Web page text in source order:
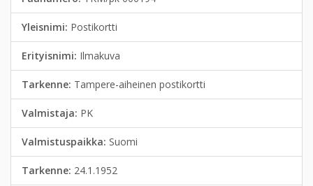
Yleisnimi: Postikortti
Erityisnimi: Ilmakuva
Tarkenne: Tampere-aiheinen postikortti
Valmistaja: PK
Valmistuspaikka: Suomi
Tarkenne: 24.1.1952